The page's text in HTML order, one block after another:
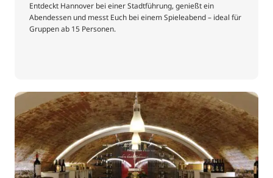
Entdeckt Hannover bei einer Stadtführung, genießt ein
Abendessen und messt Euch bei einem Spieleabend – ideal für
Gruppen ab 15 Personen.